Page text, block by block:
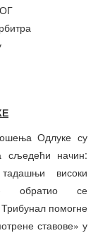
Одлуке су
сљедећи начин:
високи
обратио се
помогне
ставове» у